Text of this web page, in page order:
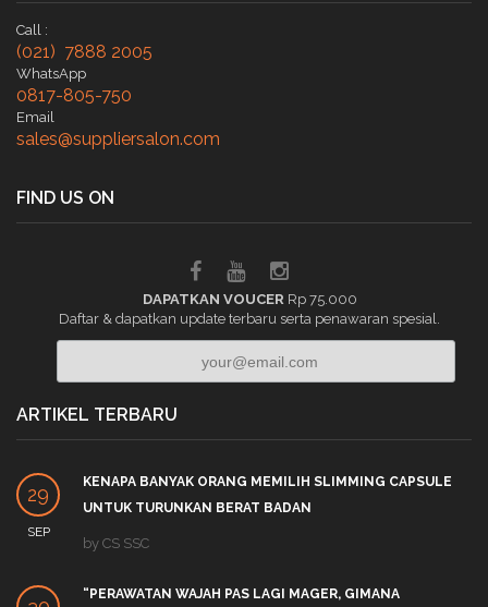
Call :
(021) 7888 2005
WhatsApp
0817-805-750
Email
sales@suppliersalon.com
FIND US ON
DAPATKAN VOUCER Rp 75.000
Daftar & dapatkan update terbaru serta penawaran spesial.
ARTIKEL TERBARU
29
SEP
KENAPA BANYAK ORANG MEMILIH SLIMMING CAPSULE
UNTUK TURUNKAN BERAT BADAN
by CS SSC
“PERAWATAN WAJAH PAS LAGI MAGER, GIMANA